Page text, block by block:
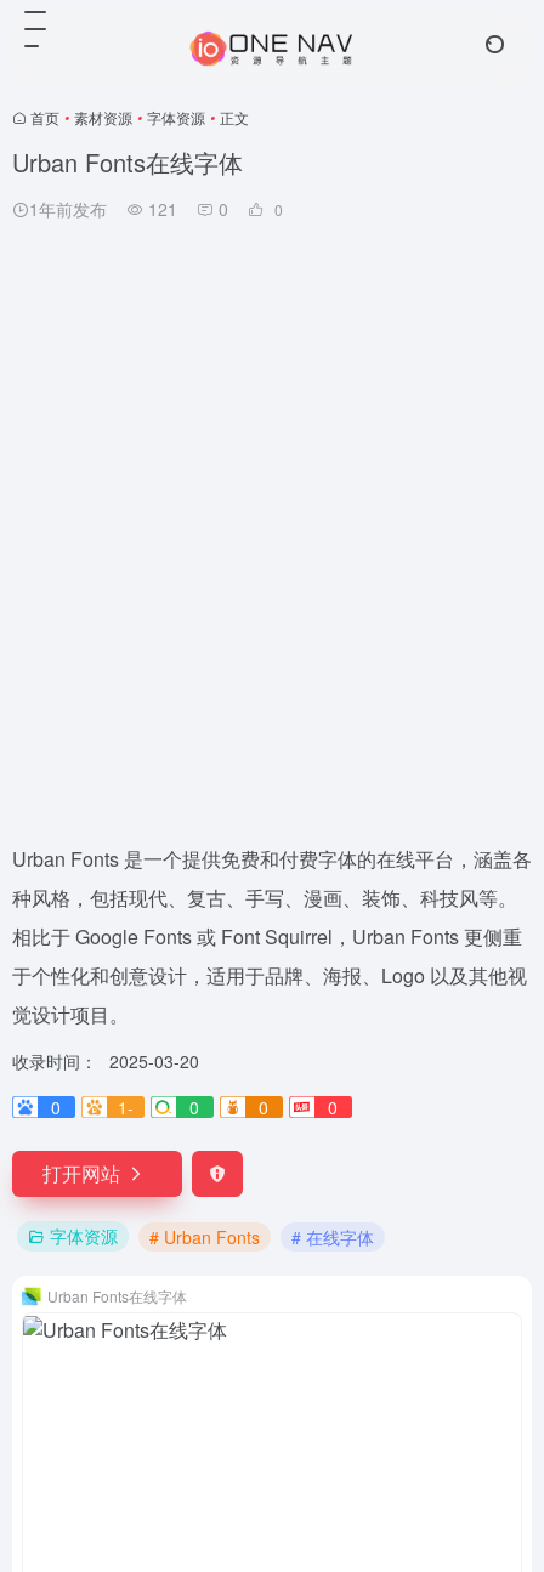
首页 • 素材资源 • 字体资源 • 正文
Urban Fonts在线字体
1年前发布 121 0 0
Urban Fonts 是一个提供免费和付费字体的在线平台，涵盖各
种风格，包括现代、复古、手写、漫画、装饰、科技风等。
相比于 Google Fonts 或 Font Squirrel，Urban Fonts 更侧重
于个性化和创意设计，适用于品牌、海报、Logo 以及其他视
觉设计项目。
收录时间：
2025-03-20
0
1- 0 0 0
打开网站
字体资源 # Urban Fonts # 在线字体
Urban Fonts在线字体